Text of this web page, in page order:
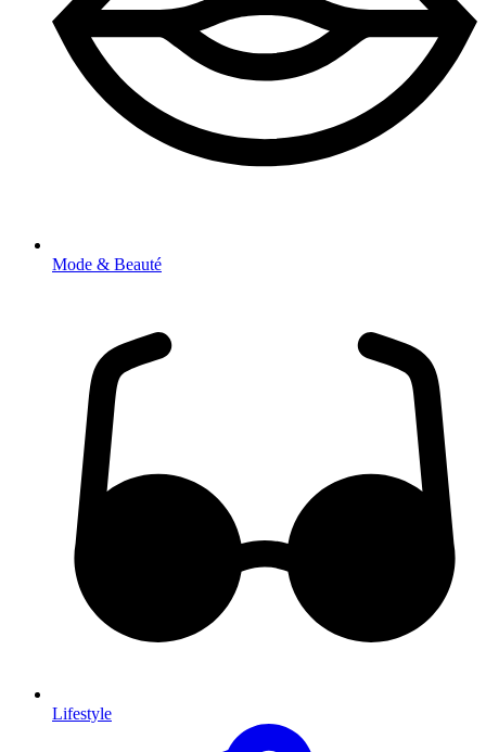
Mode & Beauté
Lifestyle